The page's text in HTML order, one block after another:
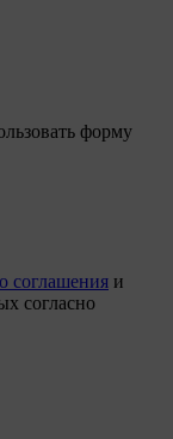
форму
соглашения и
согласно